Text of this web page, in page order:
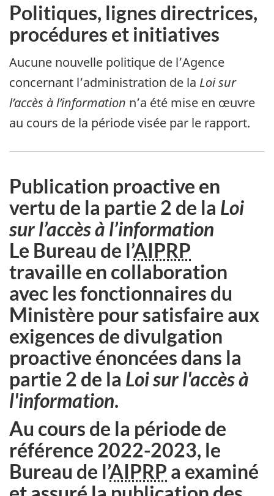
Politiques, lignes directrices,
procédures et initiatives
Aucune nouvelle politique de l’Agence
concernant l’administration de la Loi sur
l’accès à l’information n’a été mise en œuvre
au cours de la période visée par le rapport.
Publication proactive en
vertu de la partie 2 de la Loi
sur l’accès à l’information
Le Bureau de l’AIPRP
travaille en collaboration
avec les fonctionnaires du
Ministère pour satisfaire aux
exigences de divulgation
proactive énoncées dans la
partie 2 de la Loi sur l'accès à
l'information.
Au cours de la période de
référence 2022-2023, le
Bureau de l’AIPRP a examiné